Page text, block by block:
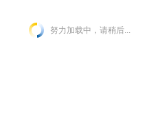
努力加载中，请稍后...